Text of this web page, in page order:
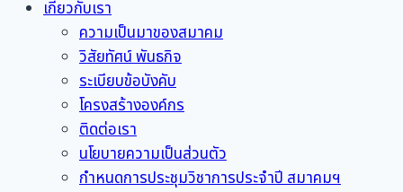
เกี่ยวกับเรา
ความเป็นมาของสมาคม
วิสัยทัศน์ พันธกิจ
ระเบียบข้อบังคับ
โครงสร้างองค์กร
ติดต่อเรา
นโยบายความเป็นส่วนตัว
กำหนดการประชุมวิชาการประจำปี สมาคมฯ